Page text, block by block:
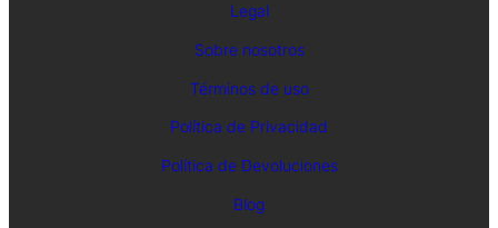
Legal
Sobre nosotros
Términos de uso
Política de Privacidad
Política de Devoluciones
Blog